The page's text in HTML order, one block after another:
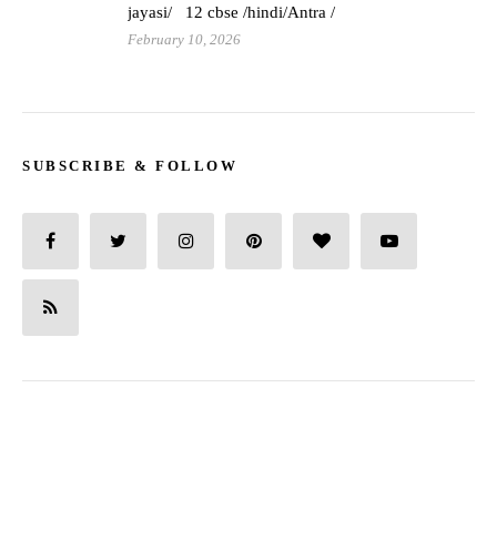
jayasi/ 12 cbse /hindi/Antra /
February 10, 2026
SUBSCRIBE & FOLLOW